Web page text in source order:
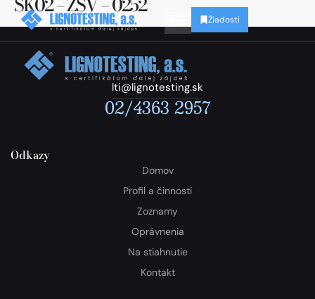
Žiadosti
lti@lignotesting.sk
02/4363 2957
Odkazy
Domov
Profil a činnosti
Zoznamy
Oprávnenia
Na stiahnutie
Kontakt